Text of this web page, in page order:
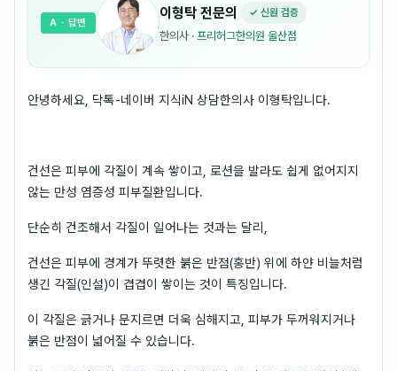
이형탁 전문의 ✓ 신원 검증
한의사 · 프리허그한의원 울산점
A · 답변
안녕하세요, 닥톡-네이버 지식iN 상담한의사 이형탁입니다.
건선은 피부에 각질이 계속 쌓이고, 로션을 발라도 쉽게 없어지지
않는 만성 염증성 피부질환입니다.
단순히 건조해서 각질이 일어나는 것과는 달리,
건선은 피부에 경계가 뚜렷한 붉은 반점(홍반) 위에 하얀 비늘처럼
생긴 각질(인설)이 겹겹이 쌓이는 것이 특징입니다.
이 각질은 긁거나 문지르면 더욱 심해지고, 피부가 두꺼워지거나
붉은 반점이 넓어질 수 있습니다.